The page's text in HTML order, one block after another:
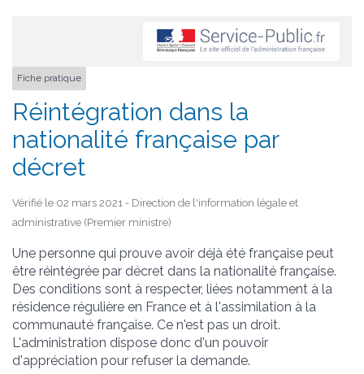
Fiche pratique
Réintégration dans la
nationalité française par
décret
Vérifié le 02 mars 2021 - Direction de l'information légale et
administrative (Premier ministre)
Une personne qui prouve avoir déjà été française peut
être réintégrée par décret dans la nationalité française.
Des conditions sont à respecter, liées notamment à la
résidence régulière en France et à l'assimilation à la
communauté française. Ce n'est pas un droit.
L'administration dispose donc d'un pouvoir
d'appréciation pour refuser la demande.